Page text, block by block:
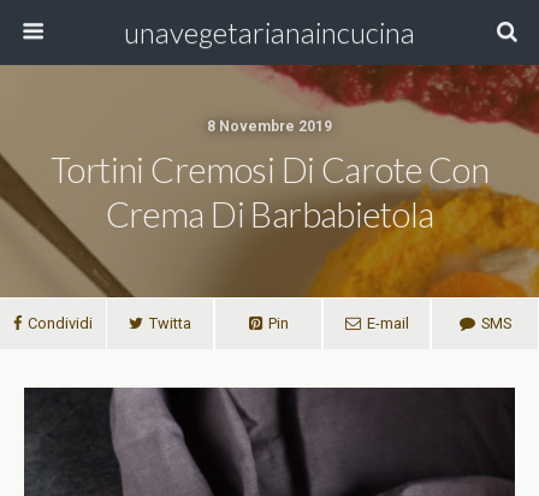
unavegetarianaincucina
8 Novembre 2019
Tortini Cremosi Di Carote Con
Crema Di Barbabietola
Condividi Twitta Pin E-mail SMS